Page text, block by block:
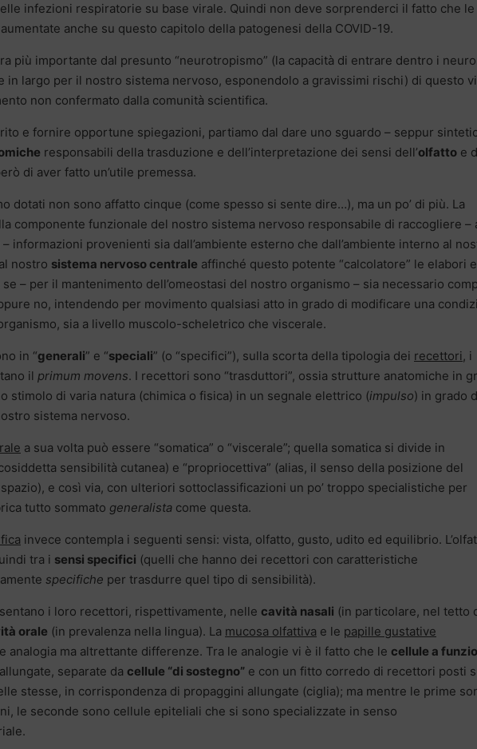
infezioni respiratorie su base virale. Quindi non deve sorprenderci il fatto che le
anche su questo capitolo della patogenesi della COVID-19.
più importante dal presunto “neurotropismo” (la capacità di entrare dentro i
in largo per il nostro sistema nervoso, esponendolo a gravissimi rischi) di questo
non confermato dalla comunità scientifica.
e fornire opportune spiegazioni, partiamo dal dare uno sguardo – seppur
responsabili della trasduzione e dell’interpretazione dei sensi dell’olfatto e
di aver fatto un’utile premessa.
dotati non sono affatto cinque (come spesso si sente dire…), ma un po’ di più. La
componente funzionale del nostro sistema nervoso responsabile di raccogliere –
informazioni provenienti sia dall’ambiente esterno che dall’ambiente interno al
nostro sistema nervoso centrale affinché questo potente “calcolatore” le elabori e
– per il mantenimento dell’omeostasi del nostro organismo – sia necessario
no, intendendo per movimento qualsiasi atto in grado di modificare una
sia a livello muscolo-scheletrico che viscerale.
in “generali” e “speciali” (o “specifici”), sulla scorta della tipologia dei recettori, i
il primum movens. I recettori sono “trasduttori”, ossia strutture anatomiche in
stimolo di varia natura (chimica o fisica) in un segnale elettrico (impulso) in grado
sistema nervoso.
a sua volta può essere “somatica” o “viscerale”; quella somatica si divide in
sensibilità cutanea) e “propriocettiva” (alias, il senso della posizione del
e così via, con ulteriori sottoclassificazioni un po’ troppo specialistiche per
tutto sommato generalista come questa.
invece contempla i seguenti sensi: vista, olfatto, gusto, udito ed equilibrio.
tra i sensi specifici (quelli che hanno dei recettori con caratteristiche
specifiche per trasdurre quel tipo di sensibilità).
i loro recettori, rispettivamente, nelle cavità nasali (in particolare, nel tetto
orale (in prevalenza nella lingua). La mucosa olfattiva e le papille gustative
analogia ma altrettante differenze. Tra le analogie vi è il fatto che le cellule a
separate da cellule “di sostegno” e con un fitto corredo di recettori posti
stesse, in corrispondenza di propaggini allungate (ciglia); ma mentre le prime
le seconde sono cellule epiteliali che si sono specializzate in senso